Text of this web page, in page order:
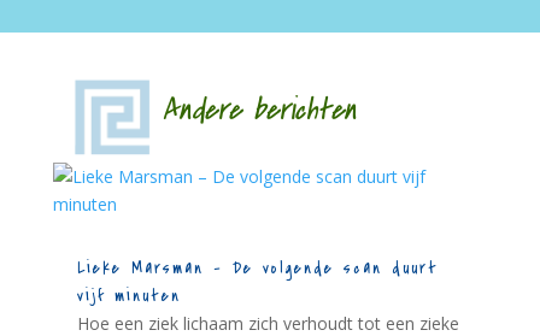
Andere berichten
Lieke Marsman – De volgende scan duurt
vijf minuten
Hoe een ziek lichaam zich verhoudt tot een zieke